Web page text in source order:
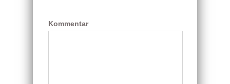
Kommentar